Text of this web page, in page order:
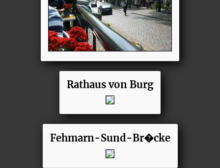
Rathaus von Burg
Fehmarn-Sund-Br�cke